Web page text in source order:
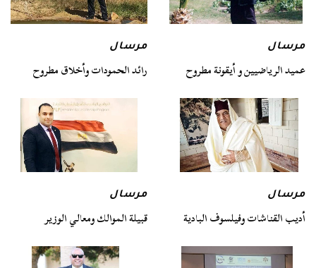
مرسال
عميد الرياضيين و أيقونة مطروح
مرسال
رائد الحمودات وأخلاق مطروح
مرسال
أديب القناشات وفيلسوف البادية
مرسال
قبيلة الموالك ومعالي الوزير